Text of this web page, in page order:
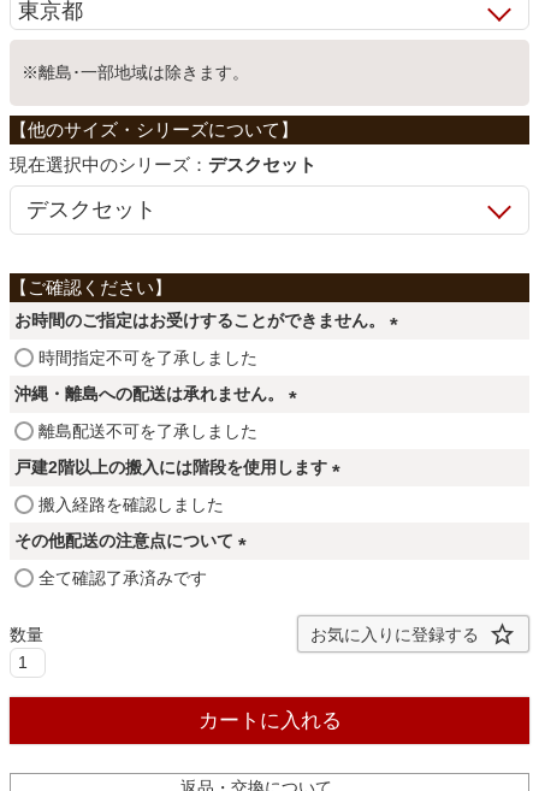
学習机
ホームオフィス
寝具
カーテン
ラグ
収納用品
※離島･一部地域は除きます。
シリーズ： デスクセット
お時間のご指定はお受けすることができません。
時間指定不可を了承しました
沖縄・離島への配送は承れません。
必
離島配送不可を了承しました
戸建2階以上の搬入には階段を使用します
搬入経路を確認しました
その他配送の注意点について
全て確認了承済みです
お気に入りに登録する
カートに入れる
返品・交換について